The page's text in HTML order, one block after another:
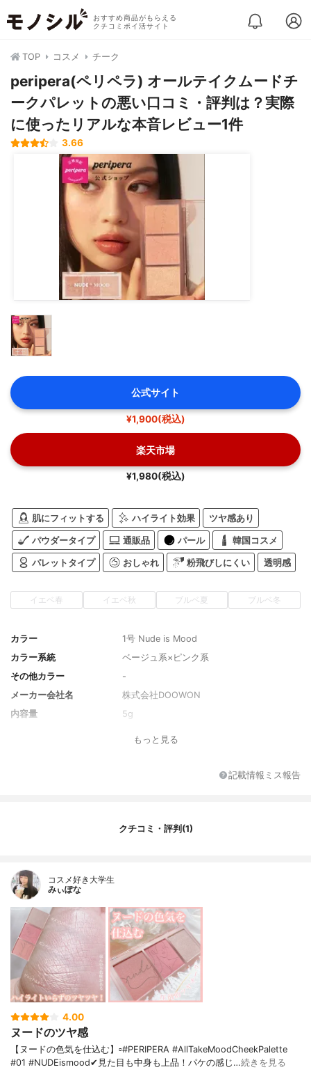
おすすめ商品がもらえる
クチコミポイ活サイト
TOP コスメ チーク
peripera(ペリペラ) オールテイクムード​チ
ークパレットの悪い口コミ・評判は？実際
に使ったリアルな本音レビュー1件
3.66
公式サイト
¥1,900(税込)
楽天市場
¥1,980(税込)
肌にフィットする ハイライト効果 ツヤ感あり
パウダータイプ 通販品 パール 韓国コスメ
パレットタイプ おしゃれ 粉飛びしにくい 透明感
イエベ春 イエベ秋 ブルベ夏 ブルベ冬
カラー
1号 Nude is Mood
カラー系統
ベージュ系×ピンク系
その他カラー
-
メーカー会社名
株式会社DOOWON
内容量
5g
もっと見る
記載情報ミス報告
クチコミ・評判(1)
コスメ好き大学生
みぃぽな
4.00
ヌードのツヤ感
【ヌードの色気を仕込む】▫️#PERIPERA #AllTakeMoodCheekPalette
#01 #NUDEismood✔見た目も中身も上品！パケの感じ…続きを見る